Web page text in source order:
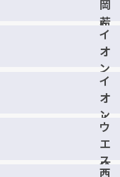
D
G
.
店
店
岡
若
久
店
イ
オ
ン
モ
ー
ル
香
椎
浜
イ
オ
ン
野
芥
店
ウ
エ
ス
西